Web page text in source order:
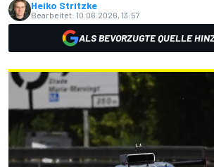
Heiko Stritzke
Bearbeitet: 10.06.2026, 13:57
ALS BEVORZUGTE QUELLE